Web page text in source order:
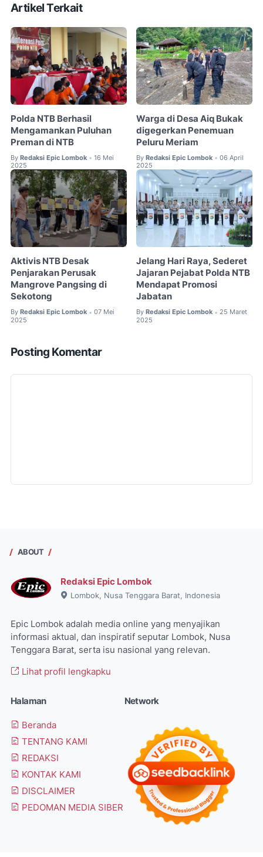
Artikel Terkait
Polda NTB Berhasil
Mengamankan Puluhan
Preman di NTB
By Redaksi Epic Lombok • 16 Mei
2025
Warga di Desa Aiq Bukak
digegerkan Penemuan
Peluru Meriam
By Redaksi Epic Lombok • 06 April
2025
Aktivis NTB Desak
Penjarakan Perusak
Mangrove Pangsing di
Sekotong
By Redaksi Epic Lombok • 07 Mei
2025
Jelang Hari Raya, Sederet
Jajaran Pejabat Polda NTB
Mendapat Promosi
Jabatan
By Redaksi Epic Lombok • 25 Maret
2025
Posting Komentar
ABOUT
Redaksi Epic Lombok
Lombok, Nusa Tenggara Barat, Indonesia
Epic Lombok adalah media online yang menyajikan
informasi aktual, dan inspiratif seputar Lombok, Nusa
Tenggara Barat, serta isu nasional yang relevan.
Lihat profil lengkapku
Halaman
Beranda
TENTANG KAMI
REDAKSI
KONTAK KAMI
DISCLAIMER
PEDOMAN MEDIA SIBER
Network